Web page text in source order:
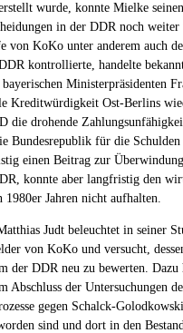
wurde, konnte Mielke
in der DDR noch
KoKo unter anderem auch
kontrollierte, handelte
Ministerpräsidenten
Kreditwürdigkeit Ost-Berlins
die drohende
Bundesrepublik für die Schulden
einen Beitrag zur
konnte aber langfristig den
1980er Jahren nicht aufhalten.
Judt beleuchtet in seiner
von KoKo und versucht,
der DDR neu zu bewerten. Dazu
Abschluss der Untersuchungen
gegen Schalck-
sind und dort in den